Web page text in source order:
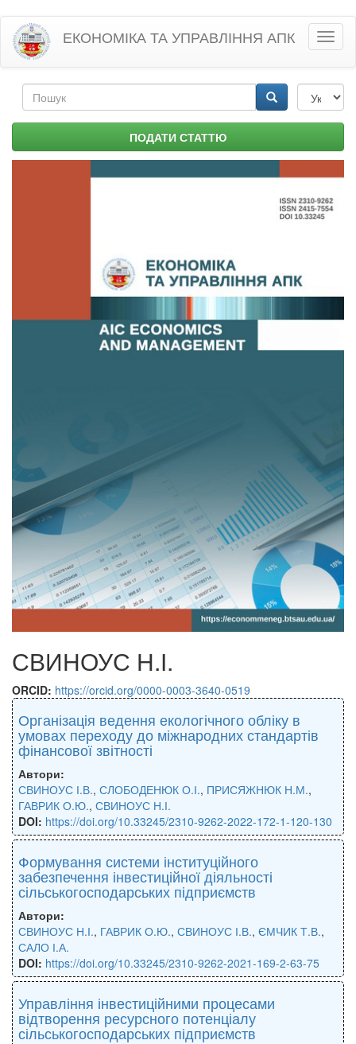
Перейти
основного
матеріалу
ЕКОНОМІКА ТА УПРАВЛІННЯ АПК
Пошукова
форма ПОДАТИ СТАТТЮ
СВИНОУС Н.І.
ORCID: https://orcid.org/0000-0003-3640-0519
Організація ведення екологічного обліку в
умовах переходу до міжнародних стандартів
фінансової звітності
Автори:
СВИНОУС І.В., СЛОБОДЕНЮК О.І., ПРИСЯЖНЮК Н.М.,
ГАВРИК О.Ю., СВИНОУС Н.І.
DOI: https://doi.org/10.33245/2310-9262-2022-172-1-120-130
Формування системи інституційного
забезпечення інвестиційної діяльності
сільськогосподарських підприємств
Автори:
СВИНОУС Н.І., ГАВРИК О.Ю., СВИНОУС І.В., ЄМЧИК Т.В.,
САЛО І.А.
DOI: https://doi.org/10.33245/2310-9262-2021-169-2-63-75
Управління інвестиційними процесами
відтворення ресурсного потенціалу
сільськогосподарських підприємств